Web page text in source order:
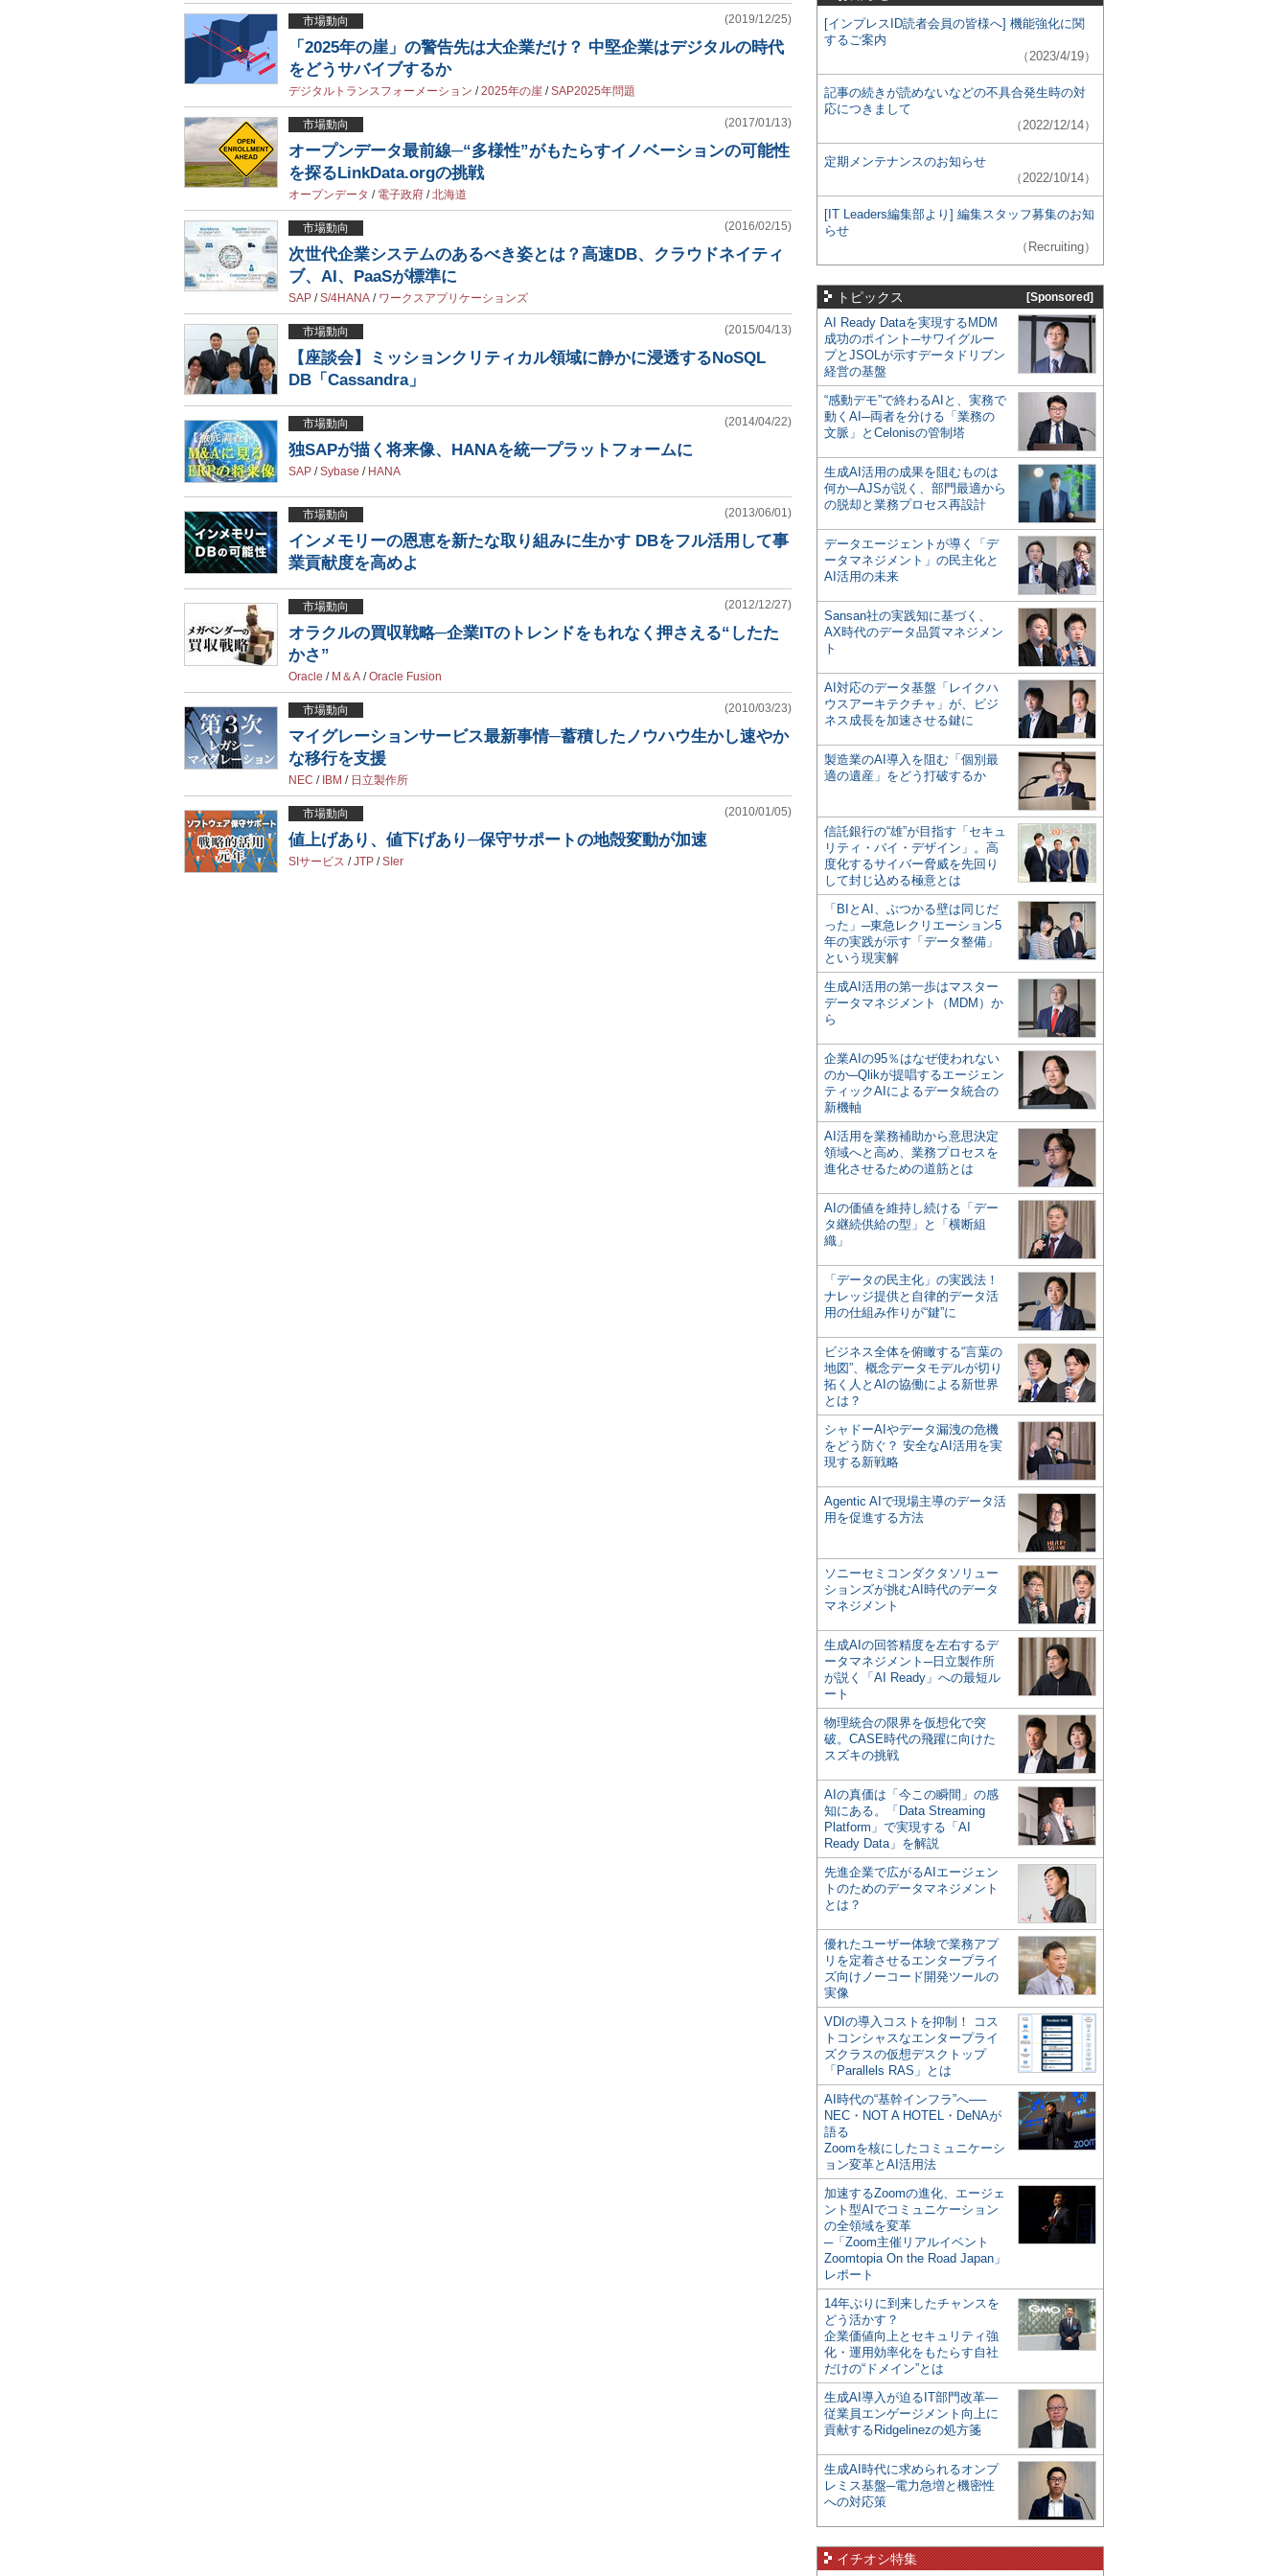
市場動向 (2019/12/25)
「2025年の崖」の警告先は大企業だけ？ 中堅企業はデジタルの時代
をどうサバイブするか
デジタルトランスフォーメーション /2025年の崖 /SAP2025年問題
市場動向 (2017/01/13)
オープンデータ最前線─“多様性”がもたらすイノベーションの可能性
を探るLinkData.orgの挑戦
オープンデータ / 電子政府 /北海道
市場動向 (2016/02/15)
次世代企業システムのあるべき姿とは？高速DB、クラウドネイティ
ブ、AI、PaaSが標準に
SAP /S/4HANA / ワークスアプリケーションズ
市場動向 (2015/04/13)
【座談会】ミッションクリティカル領域に静かに浸透するNoSQL
DB「Cassandra」
市場動向 (2014/04/22)
独SAPが描く将来像、HANAを統一プラットフォームに
SAP /Sybase / HANA
市場動向 (2013/06/01)
インメモリーの恩恵を新たな取り組みに生かす DBをフル活用して事
業貢献度を高めよ
市場動向 (2012/12/27)
オラクルの買収戦略─企業ITのトレンドをもれなく押さえる“したた
かさ”
Oracle / M＆A /Oracle Fusion
市場動向 (2010/03/23)
マイグレーションサービス最新事情─蓄積したノウハウ生かし速やか
な移行を支援
NEC / IBM / 日立製作所
市場動向 (2010/01/05)
値上げあり、値下げあり─保守サポートの地殻変動が加速
SIサービス /JTP /SIer
[インプレスID読者会員の皆様へ] 機能強化に関
するご案内
（2023/4/19）
記事の続きが読めないなどの不具合発生時の対
応につきまして
（2022/12/14）
定期メンテナンスのお知らせ
（2022/10/14）
[IT Leaders編集部より] 編集スタッフ募集のお知
らせ
（Recruiting）
トピックス [Sponsored]
AI Ready Dataを実現するMDM
成功のポイント─サワイグルー
プとJSOLが示すデータドリブン
経営の基盤
“感動デモ”で終わるAIと、実務で
動くAI─両者を分ける「業務の
文脈」とCelonisの管制塔
生成AI活用の成果を阻むものは
何か─AJSが説く、部門最適から
の脱却と業務プロセス再設計
データエージェントが導く「デ
ータマネジメント」の民主化と
AI活用の未来
Sansan社の実践知に基づく、
AX時代のデータ品質マネジメン
ト
AI対応のデータ基盤「レイクハ
ウスアーキテクチャ」が、ビジ
ネス成長を加速させる鍵に
製造業のAI導入を阻む「個別最
適の遺産」をどう打破するか
信託銀行の“雄”が目指す「セキュ
リティ・バイ・デザイン」。高
度化するサイバー脅威を先回り
して封じ込める極意とは
「BIとAI、ぶつかる壁は同じだ
った」─東急レクリエーション5
年の実践が示す「データ整備」
という現実解
生成AI活用の第一歩はマスター
データマネジメント（MDM）か
ら
企業AIの95％はなぜ使われない
のか─Qlikが提唱するエージェン
ティックAIによるデータ統合の
新機軸
AI活用を業務補助から意思決定
領域へと高め、業務プロセスを
進化させるための道筋とは
AIの価値を維持し続ける「デー
タ継続供給の型」と「横断組
織」
「データの民主化」の実践法！
ナレッジ提供と自律的データ活
用の仕組み作りが“鍵”に
ビジネス全体を俯瞰する“言葉の
地図”、概念データモデルが切り
拓く人とAIの協働による新世界
とは？
シャドーAIやデータ漏洩の危機
をどう防ぐ？ 安全なAI活用を実
現する新戦略
Agentic AIで現場主導のデータ活
用を促進する方法
ソニーセミコンダクタソリュー
ションズが挑むAI時代のデータ
マネジメント
生成AIの回答精度を左右するデ
ータマネジメント─日立製作所
が説く「AI Ready」への最短ル
ート
物理統合の限界を仮想化で突
破。CASE時代の飛躍に向けた
スズキの挑戦
AIの真価は「今この瞬間」の感
知にある。「Data Streaming
Platform」で実現する「AI
Ready Data」を解説
先進企業で広がるAIエージェン
トのためのデータマネジメント
とは？
優れたユーザー体験で業務アプ
リを定着させるエンタープライ
ズ向けノーコード開発ツールの
実像
VDIの導入コストを抑制！ コス
トコンシャスなエンタープライ
ズクラスの仮想デスクトップ
「Parallels RAS」とは
AI時代の“基幹インフラ”へ──
NEC・NOT A HOTEL・DeNAが
語る
Zoomを核にしたコミュニケーシ
ョン変革とAI活用法
加速するZoomの進化、エージェ
ント型AIでコミュニケーション
の全領域を変革
─「Zoom主催リアルイベント
Zoomtopia On the Road Japan」
レポート
14年ぶりに到来したチャンスを
どう活かす？
企業価値向上とセキュリティ強
化・運用効率化をもたらす自社
だけの“ドメイン”とは
生成AI導入が迫るIT部門改革―
従業員エンゲージメント向上に
貢献するRidgelinezの処方箋
生成AI時代に求められるオンプ
レミス基盤─電力急増と機密性
への対応策
イチオシ特集